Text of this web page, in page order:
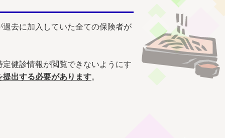
去に加入していた全ての保険者が
健診情報が閲覧できないようにす
出する必要があります。